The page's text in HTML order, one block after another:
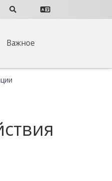
для слабовидящих
Поиск по сайту
Перевести сайт
Важное